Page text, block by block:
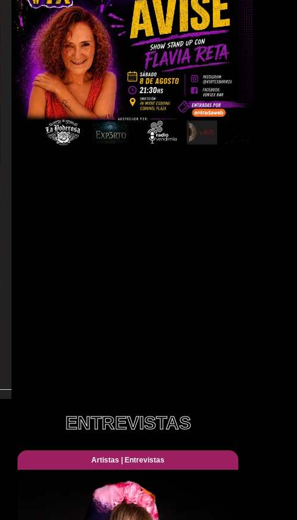
ENTREVISTAS
Artistas |Entrevistas